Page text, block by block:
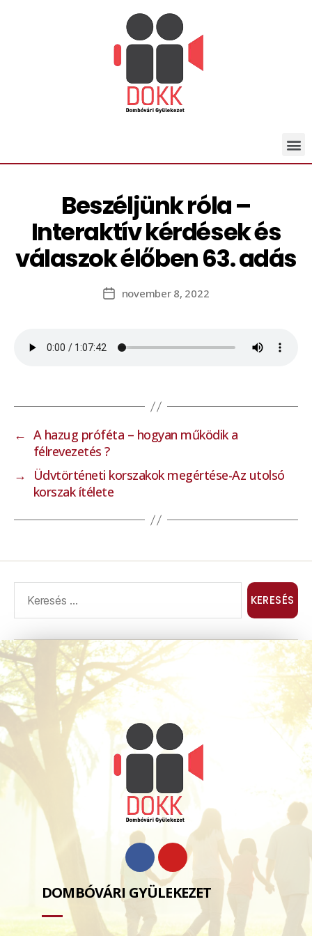
Beszéljünk róla –
Interaktív kérdések és
válaszok élőben 63. adás
november 8, 2022
← A hazug próféta – hogyan működik a
félrevezetés ?
→
Üdvtörténeti korszakok megértése-Az utolsó
korszak ítélete
DOMBÓVÁRI GYÜLEKEZET